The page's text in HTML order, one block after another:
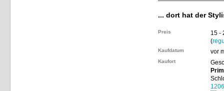
... dort hat der
Preis
15 -
(
Kaufdatum vor
Kaufort